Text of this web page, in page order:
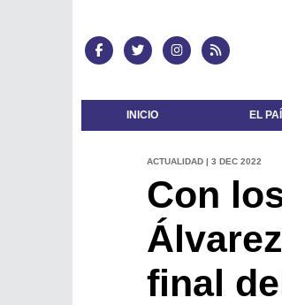
INICIO EL
ACTUALIDAD | 3 DEC 2022
Con
final